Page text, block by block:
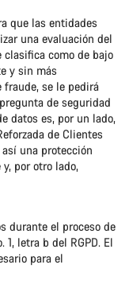
que las entidades
una evaluación del
clasifica como de bajo
y sin más
fraude, se le pedirá
de seguridad
datos es, por un lado,
de Clientes
una protección
por otro lado,
durante el proceso de
letra b del RGPD. El
para el